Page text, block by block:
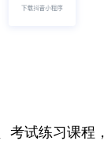
考试练习课程